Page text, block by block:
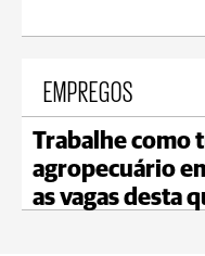
EMPREGOS
Trabalhe como
agropecuário
as vagas desta